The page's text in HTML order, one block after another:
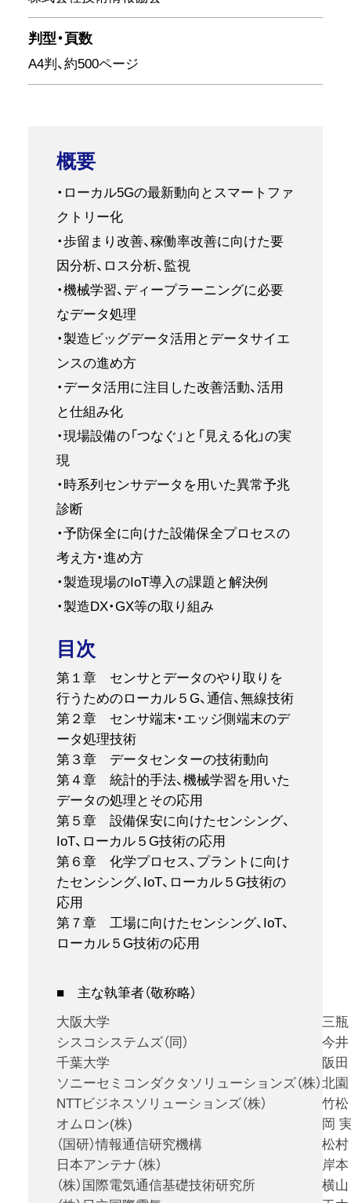
判型・頁数
A4判、約500ページ
概要
・ローカル5Gの最新動向とスマートファ
クトリー化
・歩留まり改善、稼働率改善に向けた要
因分析、ロス分析、監視
・機械学習、ディープラーニングに必要
なデータ処理
・製造ビッグデータ活用とデータサイエ
ンスの進め方
・データ活用に注目した改善活動、活用
と仕組み化
・現場設備の「つなぐ」と「見える化」の実
現
・時系列センサデータを用いた異常予兆
診断
・予防保全に向けた設備保全プロセスの
考え方・進め方
・製造現場のIoT導入の課題と解決例
・製造DX・GX等の取り組み
目次
第１章 センサとデータのやり取りを
行うためのローカル５G、通信、無線技術
第２章 センサ端末・エッジ側端末のデ
ータ処理技術
第３章 データセンターの技術動向
第４章 統計的手法、機械学習を用いた
データの処理とその応用
第５章 設備保安に向けたセンシング、
IoT、ローカル５G技術の応用
第６章 化学プロセス、プラントに向け
たセンシング、IoT、ローカル５G技術の
応用
第７章 工場に向けたセンシング、IoT、
ローカル５G技術の応用
■ 主な執筆者（敬称略）
大阪大学
三
シスコシステムズ（同）
今
千葉大学
阪
ソニーセミコンダクタソリューションズ（株）北
NTTビジネスソリューションズ（株）
竹
オムロン(株)
岡
（国研）情報通信研究機構
松
日本アンテナ（株）
岸
（株）国際電気通信基礎技術研究所
横